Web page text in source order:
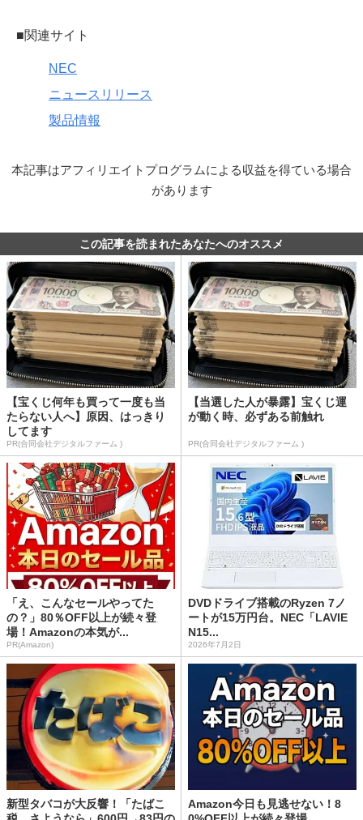
■関連サイト
NEC
ニュースリリース
製品情報
本記事はアフィリエイトプログラムによる収益を得ている場合
があります
この記事を読まれたあなたへのオススメ
【宝くじ何年も買って一度も当
たらない人へ】原因、はっきり
してます
PR(合同会社デジタルファーム )
【当選した人が暴露】宝くじ運
が動く時、必ずある前触れ
PR(合同会社デジタルファーム )
「え、こんなセールやってた
の？」80％OFF以上が続々登
場！Amazonの本気が...
PR(Amazon)
DVDドライブ搭載のRyzen 7ノ
ートが15万円台。NEC「LAVIE
N15...
2026年7月2日
新型タバコが大反響！「たばこ
Amazon今日も見逃せない！8